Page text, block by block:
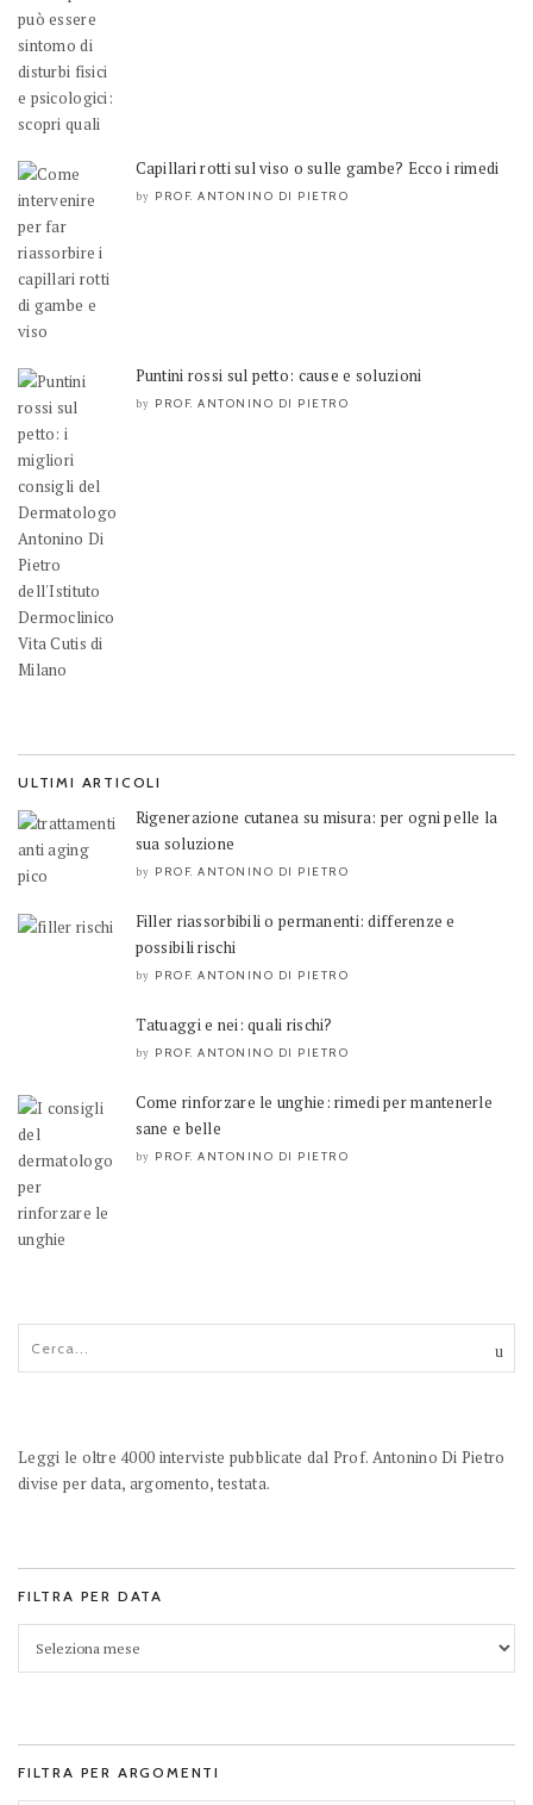
Capillari rotti sul viso o sulle gambe? Ecco i rimedi
by PROF. ANTONINO DI PIETRO
Puntini rossi sul petto: cause e soluzioni
by PROF. ANTONINO DI PIETRO
ULTIMI ARTICOLI
Rigenerazione cutanea su misura: per ogni pelle la
sua soluzione
by PROF. ANTONINO DI PIETRO
Filler riassorbibili o permanenti: differenze e
possibili rischi
by PROF. ANTONINO DI PIETRO
Tatuaggi e nei: quali rischi?
by PROF. ANTONINO DI PIETRO
Come rinforzare le unghie: rimedi per mantenerle
sane e belle
by PROF. ANTONINO DI PIETRO
Leggi le oltre 4000 interviste pubblicate dal Prof. Antonino Di Pietro
divise per data, argomento, testata.
FILTRA PER DATA
FILTRA PER ARGOMENTI